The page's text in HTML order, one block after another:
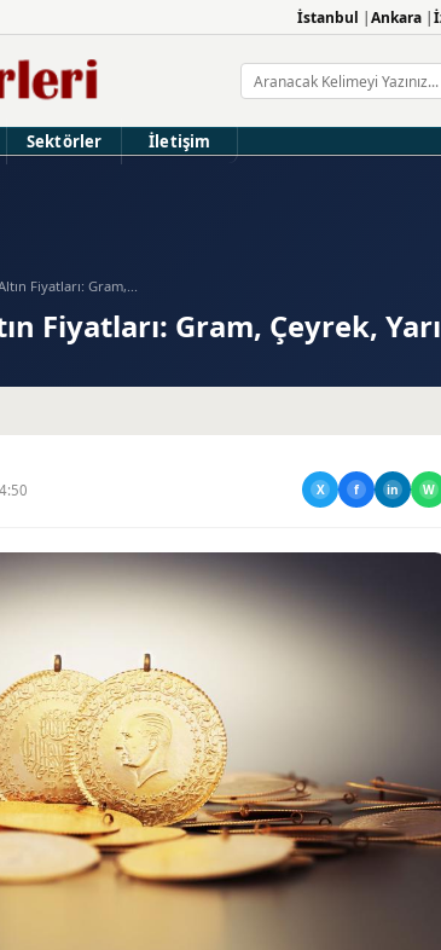
İstanbul Ankara
Sektörler İletişim
Fiyatları: Gram,...
Fiyatları: Gram, Çeyrek,
X f in W